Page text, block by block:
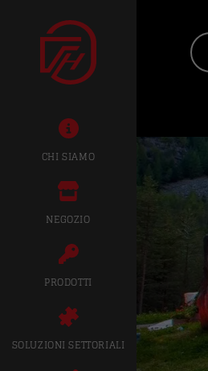
CHI SIAMO
NEGOZIO
PRODOTTI
SOLUZIONI SETTORIALI